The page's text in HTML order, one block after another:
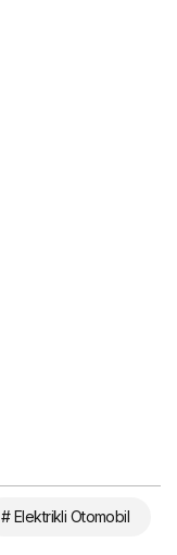
# Elektrikli Otomobil